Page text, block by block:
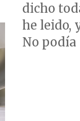
dicho
he leido,
No